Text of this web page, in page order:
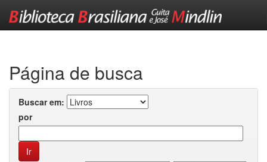
Página de busca
Buscar em:
por